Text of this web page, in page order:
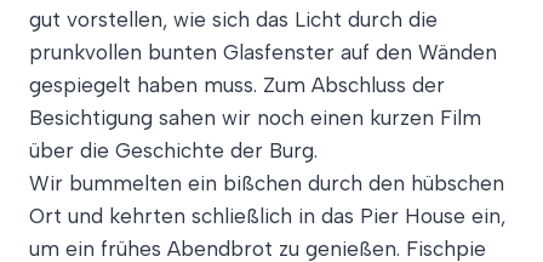
gut vorstellen, wie sich das Licht durch die
prunkvollen bunten Glasfenster auf den Wänden
gespiegelt haben muss. Zum Abschluss der
Besichtigung sahen wir noch einen kurzen Film
über die Geschichte der Burg.
Wir bummelten ein bißchen durch den hübschen
Ort und kehrten schließlich in das Pier House ein,
um ein frühes Abendbrot zu genießen. Fischpie